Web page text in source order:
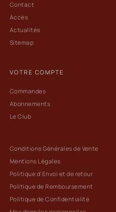
Contact
Accès
Actualités
Sitemap
VOTRE COMPTE
Commandes
Abonnements
Le Club
Conditions Générales de Vente
Mentions Légales
Politique d'Envoi et de retour
Politique de Remboursement
Politique de Confidentialité